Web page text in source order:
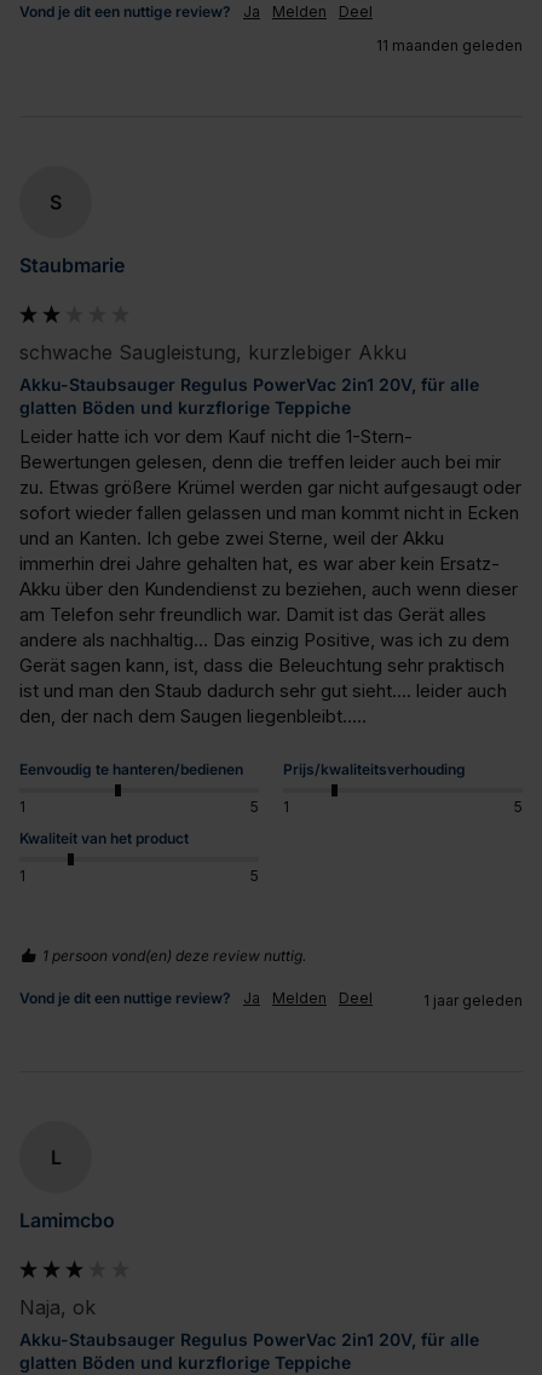
Vond je dit een nuttige review? Ja Melden
Deel
11 maanden geleden
S
Staubmarie
schwache Saugleistung, kurzlebiger Akku
Akku-Staubsauger Regulus PowerVac 2in1 20V, für alle
glatten Böden und kurzflorige Teppiche
Leider hatte ich vor dem Kauf nicht die 1-Stern-
Bewertungen gelesen, denn die treffen leider auch bei mir
zu. Etwas größere Krümel werden gar nicht aufgesaugt oder
sofort wieder fallen gelassen und man kommt nicht in Ecken
und an Kanten. Ich gebe zwei Sterne, weil der Akku
immerhin drei Jahre gehalten hat, es war aber kein Ersatz-
Akku über den Kundendienst zu beziehen, auch wenn dieser
am Telefon sehr freundlich war. Damit ist das Gerät alles
andere als nachhaltig... Das einzig Positive, was ich zu dem
Gerät sagen kann, ist, dass die Beleuchtung sehr praktisch
ist und man den Staub dadurch sehr gut sieht.... leider auch
den, der nach dem Saugen liegenbleibt.....
Eenvoudig te hanteren/bedienen
1 5
Prijs/kwaliteitsverhouding
1
5
Kwaliteit van het product
1 5
1 persoon vond(en) deze review nuttig.
Vond je dit een nuttige review? Ja Melden Deel 1 jaar geleden
L
Lamimcbo
Naja, ok
Akku-Staubsauger Regulus PowerVac 2in1 20V, für alle
glatten Böden und kurzflorige Teppiche